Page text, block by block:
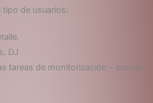
tipo de usuarios:
DJ
tareas de monitorización – sonido